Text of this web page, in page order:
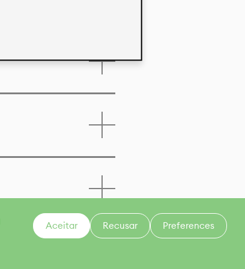
Aceitar Recusar Preferences